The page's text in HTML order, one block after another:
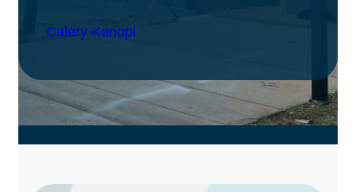
Calery Kanopi